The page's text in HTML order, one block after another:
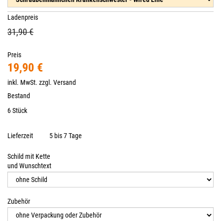
Ladenpreis
31,90 €
Preis
19,90 €
inkl. MwSt. zzgl. Versand
Bestand
6 Stück
Lieferzeit 5 bis 7 Tage
Schild mit Kette
und Wunschtext
Zubehör